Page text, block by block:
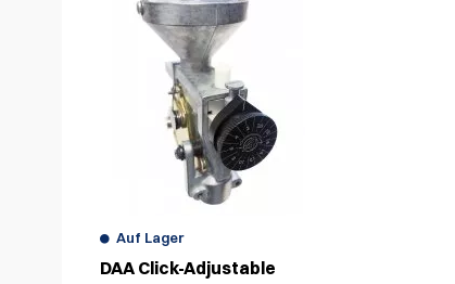
Auf Lager
DAA Click-Adjustable